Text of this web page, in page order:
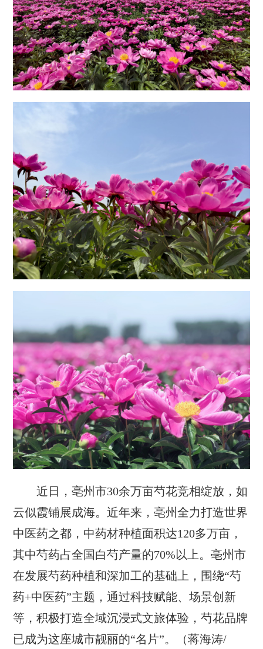
近日，亳州市30余万亩芍花竞相绽放，如
云似霞铺展成海。近年来，亳州全力打造世界
中医药之都，中药材种植面积达120多万亩，
其中芍药占全国白芍产量的70%以上。亳州市
在发展芍药种植和深加工的基础上，围绕“芍
药+中医药”主题，通过科技赋能、场景创新
等，积极打造全域沉浸式文旅体验，芍花品牌
已成为这座城市靓丽的“名片”。（蒋海涛/